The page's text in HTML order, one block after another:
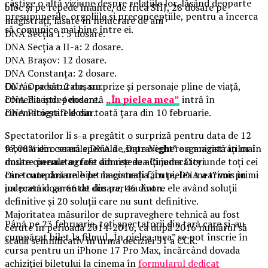
bloc şi pe repede înainte, de frica SIIJ, 28 dosare pe
magistraţi, lăsate în nelucrare de ani
DNA Secţia 1: 5 dosare.
DNA Secţia a II-a: 2 dosare.
DNA Braşov: 12 dosare.
DNA Constanţa: 2 dosare.
DNA Oradea: 2 dosare.
DNA Piteşti: 4 dosare.
DNA Ploieşti 1 dosar.
97,08% din cererile DNA de supraveghere a magistraţilor în
dosare penale au fost admise de alţi judecători
Din toate dosarele pe magistraţi făcute, DNA a trimis în
judecată doar 66 de dosare, 46 dintre ele având soluţii
definitive şi 20 soluţii care nu sunt definitive.
Majoritatea măsurilor de supraveghere tehnică au fost
cerute în perioada 2014-2016, ca după 2016 numărul să
scadă semnificativ în urma deciziei 51 a CCR.
câștige o altă viziune despre relațiile lor, lăsând deoparte
presupunerile, orgoliile și preconcepțiile, pentru a încerca
să comunice mai bine între ei.
Cu râs pe săturate, surprize și personaje pline de viață,
comedia independentă „În pielea mea” intră în
cinematografele din toată țara din 10 februarie.
Spectatorilor li s-a pregătit o surpriză pentru data de 12
februarie: o seară specială „Date Night” organizată în mai
multe cinematografe din rețeaua Cinema City unde toți cei
care cumpără un bilet la comedia „În pielea mea” vor primi
un premiu garantat din partea Avon.
Până pe 23 februarie, toți spectatorii din țară care și-au
cumpărat bilet la filmul „În pielea mea” se pot înscrie în
cursa pentru un iPhone 17 Pro Max, încărcând dovada
achiziției biletului la cinema înformularul dedicat